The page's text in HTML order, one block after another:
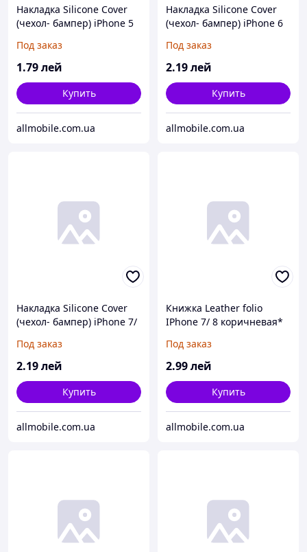
Накладка Silicone Cover
(чехол- бампер) iPhone 5
Под заказ
1.79лей
Купить
allmobile.com.ua
Накладка Silicone Cover
(чехол- бампер) iPhone 6
Под заказ
2.19лей
Купить
allmobile.com.ua
Накладка Silicone Cover
(чехол- бампер) iPhone 7/
Под заказ
2.19лей
Купить
allmobile.com.ua
Книжка Leather folio
IPhone 7/ 8 коричневая*
Под заказ
2.99лей
Купить
allmobile.com.ua